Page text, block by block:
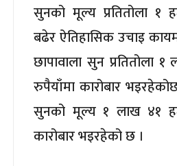
सुनको मूल्य प्रतितोला १
बढेर ऐतिहासिक उचाइ
छापावाला सुन प्रतितोला
रुपैयाँमा कारोबार
सुनको मूल्य १ लाख ४१
कारोबार भइरहेको छ ।